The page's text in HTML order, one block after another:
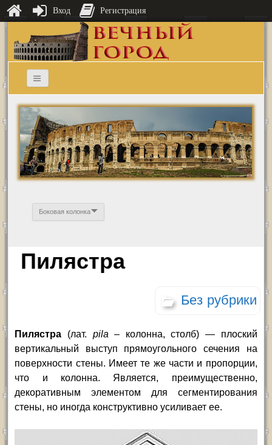
Боковая колонка
Пилястра
Без рубрики
Пилястра (лат. pila – колонна, столб) — плоский
вертикальный выступ прямоугольного сечения на
поверхности стены. Имеет те же части и пропорции,
что и колонна. Является, преимущественно,
декоративным элементом для сегментирования
стены, но иногда конструктивно усиливает ее.
Вход Регистрация